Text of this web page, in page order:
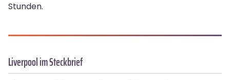
Stunden.
Liverpool im Steckbrief